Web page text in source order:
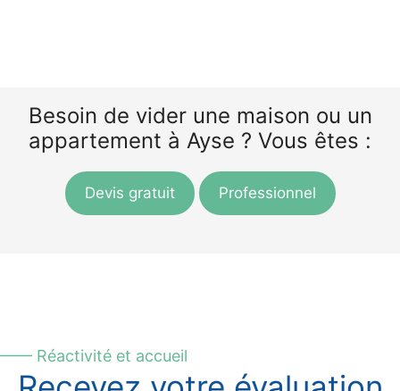
Besoin de vider une maison ou un
appartement à Ayse ? Vous êtes :
Devis gratuit Professionnel
—— Réactivité et accueil